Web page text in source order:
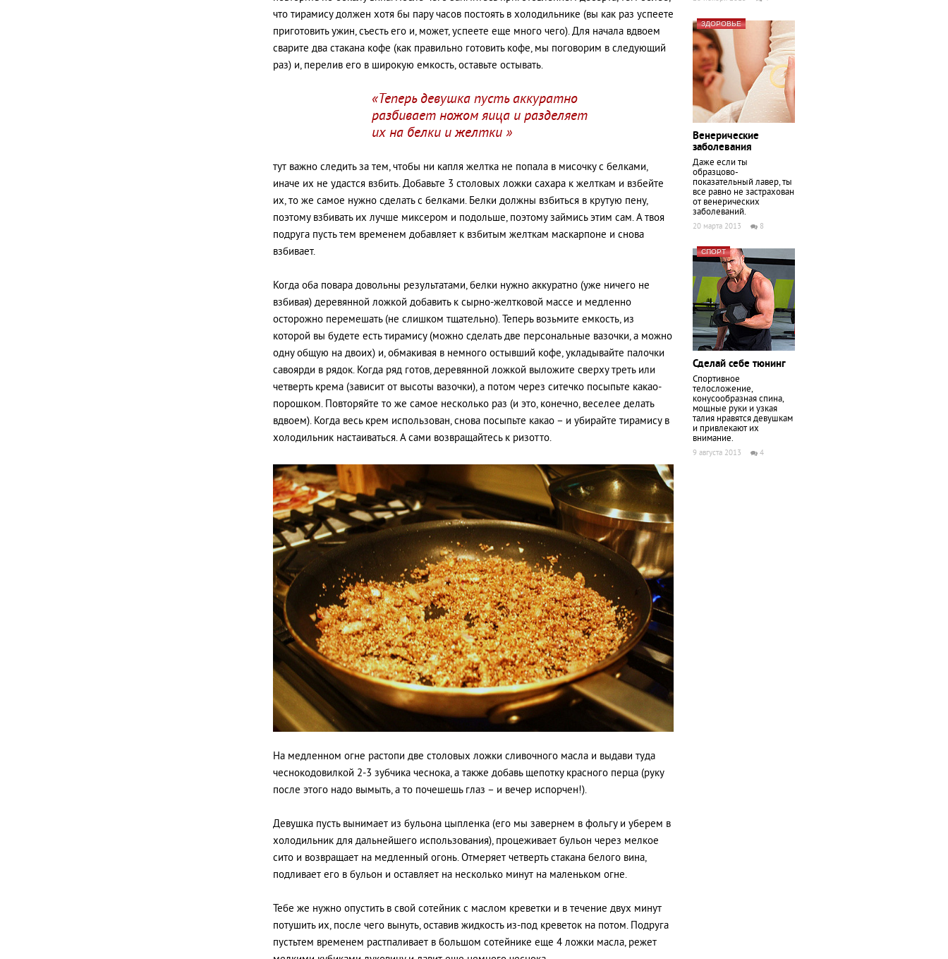
ЗДОРОВЬЕ
Венерические
заболевания
Даже если ты
образцово-
показательный лавер, ты
все равно не застрахован
от венерических
заболеваний.
20 марта 2013 8
СПОРТ
Сделай себе тюнинг
Спортивное
телосложение,
конусообразная спина,
мощные руки и узкая
талия нравятся девушкам
и привлекают их
внимание.
9 августа 2013 4
что тирамису должен хотя бы пару часов постоять в холодильнике (вы как раз успеете
приготовить ужин, съесть его и, может, успеете еще много чего). Для начала вдвоем
сварите два стакана кофе (как правильно готовить кофе, мы поговорим в следующий
раз) и, перелив его в широкую емкость, оставьте остывать.
«Теперь девушка пусть аккуратно
разбивает ножом яица и разделяет
их на белки и желтки »
тут важно следить за тем, чтобы ни капля желтка не попала в мисочку с белками,
иначе их не удастся взбить. Добавьте 3 столовых ложки сахара к желткам и взбейте
их, то же самое нужно сделать с белками. Белки должны взбиться в крутую пену,
поэтому взбивать их лучше миксером и подольше, поэтому займись этим сам. А твоя
подруга пусть тем временем добавляет к взбитым желткам маскарпоне и снова
взбивает.
Когда оба повара довольны результатами, белки нужно аккуратно (уже ничего не
взбивая) деревянной ложкой добавить к сырно-желтковой массе и медленно
осторожно перемешать (не слишком тщательно). Теперь возьмите емкость, из
которой вы будете есть тирамису (можно сделать две персональные вазочки, а можно
одну общую на двоих) и, обмакивая в немного остывший кофе, укладывайте палочки
савоярди в рядок. Когда ряд готов, деревянной ложкой выложите сверху треть или
четверть крема (зависит от высоты вазочки), а потом через ситечко посыпьте какао-
порошком. Повторяйте то же самое несколько раз (и это, конечно, веселее делать
вдвоем). Когда весь крем использован, снова посыпьте какао – и убирайте тирамису в
холодильник настаиваться. А сами возвращайтесь к ризотто.
На медленном огне растопи две столовых ложки сливочного масла и выдави туда
чеснокодовилкой 2-3 зубчика чеснока, а также добавь щепотку красного перца (руку
после этого надо вымыть, а то почешешь глаз – и вечер испорчен!).
Девушка пусть вынимает из бульона цыпленка (его мы завернем в фольгу и уберем в
холодильник для дальнейшего использования), процеживает бульон через мелкое
сито и возвращает на медленный огонь. Отмеряет четверть стакана белого вина,
подливает его в бульон и оставляет на несколько минут на маленьком огне.
Тебе же нужно опустить в свой сотейник с маслом креветки и в течение двух минут
потушить их, после чего вынуть, оставив жидкость из-под креветок на потом. Подруга
пустьтем временем растпаливает в большом сотейнике еще 4 ложки масла, режет